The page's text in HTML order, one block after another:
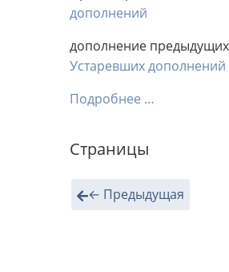
дополнений
дополнение
Устаревших дополнений
Подробнее …
Страницы
← Предыдущая